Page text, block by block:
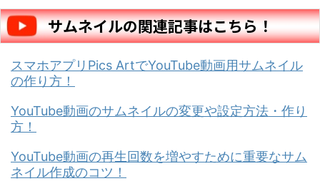
サムネイルの関連記事はこちら！
スマホアプリPics ArtでYouTube動画用サムネイル
の作り方！
YouTube動画のサムネイルの変更や設定方法・作り
方！
YouTube動画の再生回数を増やすために重要なサム
ネイル作成のコツ！